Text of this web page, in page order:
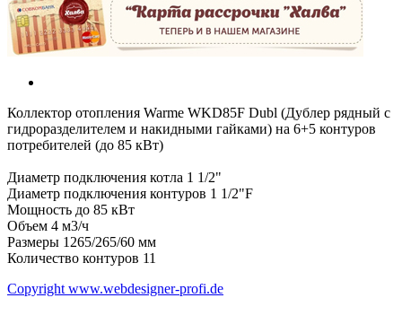
Коллектор отопления Warme WKD85F Dubl (Дублер рядный с
гидроразделителем и накидными гайками) на 6+5 контуров
потребителей (до 85 кВт)
Диаметр подключения котла 1 1/2"
Диаметр подключения контуров 1 1/2"F
Мощность до 85 кВт
Объем 4 м3/ч
Размеры 1265/265/60 мм
Количество контуров 11
Copyright www.webdesigner-profi.de